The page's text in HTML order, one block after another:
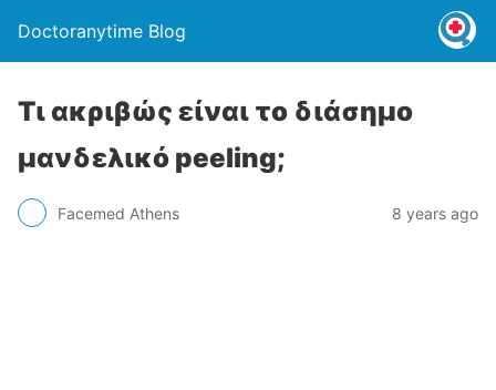
Doctoranytime Blog
Τι ακριβώς είναι το διάσημο
μανδελικό peeling;
Facemed Athens 8 years ago